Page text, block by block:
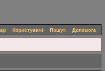
Користувачі Пошук Допомога